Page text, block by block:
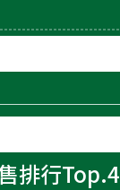
排行Top.4